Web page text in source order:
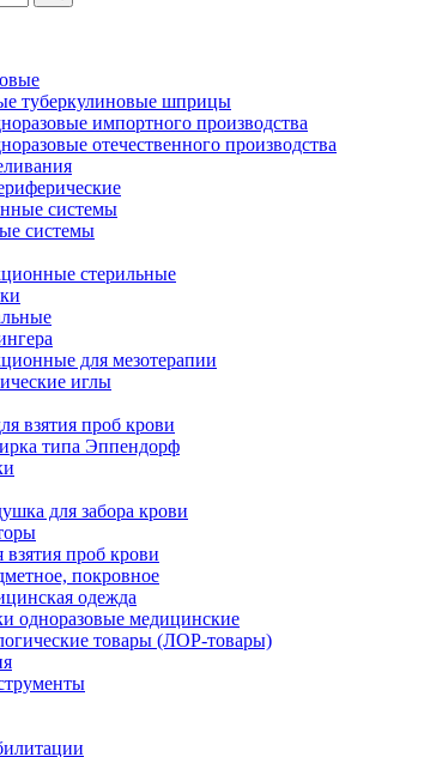
туберкулиновые шприцы
импортного производства
отечественного производства
системы
системы
стерильные
для мезотерапии
иглы
взятия проб крови
типа Эппендорф
для забора крови
взятия проб крови
покровное
одежда
одноразовые медицинские
товары (ЛОР-товары)